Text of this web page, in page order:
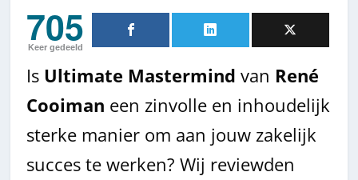
705
Keer gedeeld
Is Ultimate Mastermind van René
Cooiman een zinvolle en inhoudelijk
sterke manier om aan jouw zakelijk
succes te werken? Wij reviewden